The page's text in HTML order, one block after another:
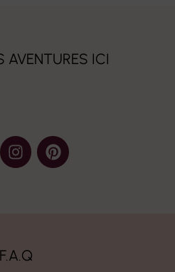
AVENTURES ICI
F.A.Q